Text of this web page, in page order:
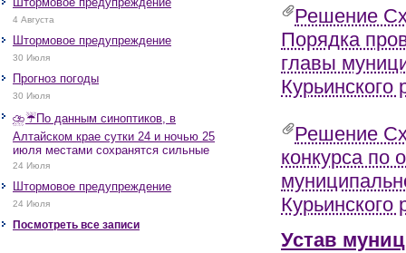
4 Августа
Штормовое предупреждение
30 Июля
Прогноз погоды
30 Июля
⛈️☔️По данным синоптиков, в
Алтайском крае сутки 24 и ночью 25
июля местами сохранятся сильные
дожди, грозы, при грозах очень
крупный град, шквалистое усиление
ветра до 17-22 м/с, местами порывы
25 м/с и более.
24 Июля
Штормовое предупреждение
24 Июля
Посмотреть все записи
Решение
Порядка
главы
Курьинского
Решение
конкурса по
Курьинского
Устав